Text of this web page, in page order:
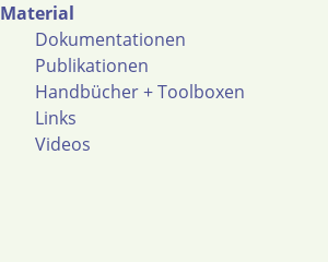
Material
Dokumentationen
Publikationen
Handbücher + Toolboxen
Links
Videos